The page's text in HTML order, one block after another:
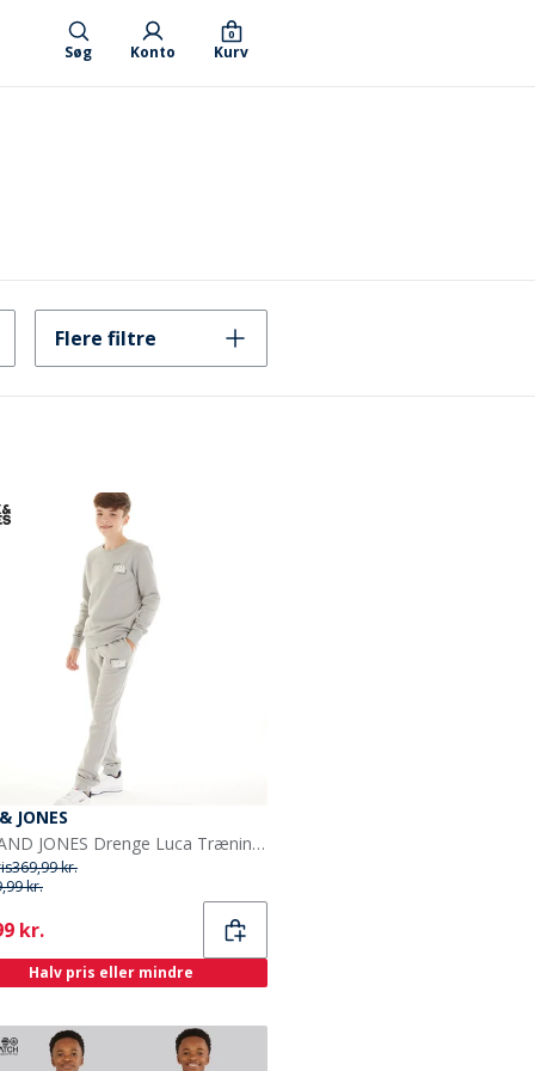
Søg Konto Kurv
0
Flere filtre
JONES
JACK AND JONES Drenge Luca Træningsdragt Alloy
369,99 kr.
kr.
kr.
Halv pris eller mindre